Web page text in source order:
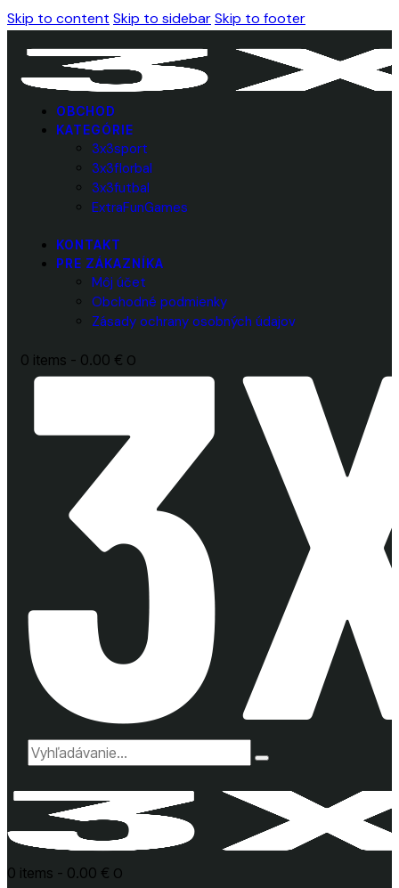
Skip to content Skip to sidebarSkip to footer
OBCHOD
KATEGÓRIE
3x3sport
3x3florbal
3x3futbal
ExtraFunGames
KONTAKT
PRE ZÁKAZNÍKA
Môj účet
Obchodné podmienky
Zásady ochrany osobných údajov
0 items - 0.00 € 0
0 items - 0.00 € 0